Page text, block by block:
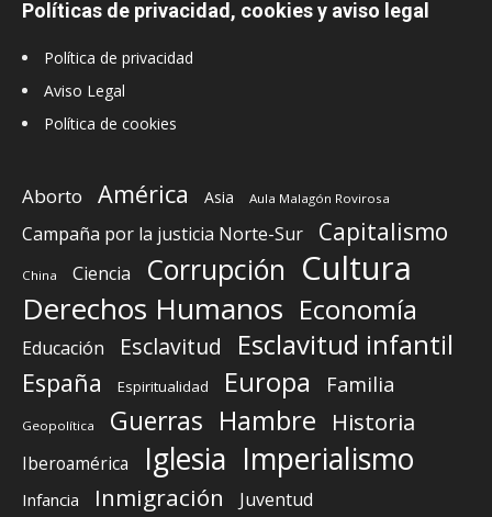
Políticas de privacidad, cookies y aviso legal
Política de privacidad
Aviso Legal
Política de cookies
Aborto América Asia Aula Malagón Rovirosa
Campaña por la justicia Norte-Sur Capitalismo
China Ciencia Corrupción Cultura
Derechos Humanos Economía
Educación Esclavitud Esclavitud infantil
España Espiritualidad Europa Familia
Geopolítica Guerras Hambre Historia
Iberoamérica Iglesia Imperialismo
Infancia Inmigración Juventud